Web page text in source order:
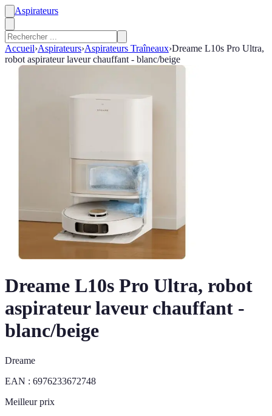
Aspirateurs
Accueil›Aspirateurs›Aspirateurs Traîneaux›Dreame L10s Pro Ultra,
robot aspirateur laveur chauffant - blanc/beige
Dreame L10s Pro Ultra, robot
aspirateur laveur chauffant -
blanc/beige
Dreame
EAN : 6976233672748
Meilleur prix